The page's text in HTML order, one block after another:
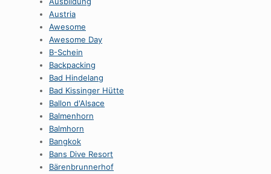
Austria
Awesome
Awesome Day
B-Schein
Backpacking
Bad Hindelang
Bad Kissinger Hütte
Ballon d'Alsace
Balmenhorn
Balmhorn
Bangkok
Bans Dive Resort
Bärenbrunnerhof